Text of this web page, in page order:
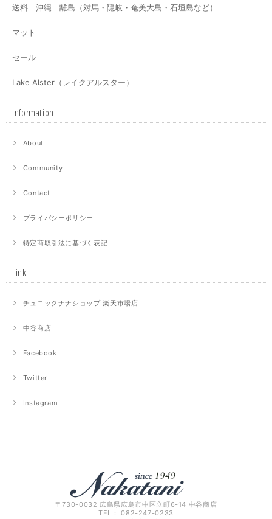
送料 沖縄 離島（対馬・隠岐・奄美大島・石垣島など）
マット
セール
Lake Alster（レイクアルスター）
Information
About
Community
Contact
プライバシーポリシー
特定商取引法に基づく表記
Link
チュニックナナショップ 楽天市場店
中谷商店
Facebook
Twitter
Instagram
〒730-0032 広島県広島市中区立町6-14 中谷商店
TEL： 082-247-0233